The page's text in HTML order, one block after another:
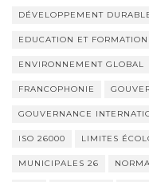
DÉVELOPPEMENT
EDUCATION ET FORMATION
ENVIRONNEMENT GLOBAL
FRANCOPHONIE
GOUVERNANCE
ISO 26000 LIMITES
MUNICIPALES 26